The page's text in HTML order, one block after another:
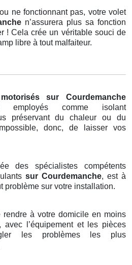
ne fonctionnant pas, votre volet
n’assurera plus sa fonction
! Cela crée un véritable souci de
libre à tout malfaiteur.
sur Courdemanche
employés comme isolant
préservant du chaleur ou du
donc, de laisser vos
des spécialistes compétents
sur Courdemanche, est à
problème sur votre installation.
rendre à votre domicile en moins
avec l’équipement et les pièces
les problèmes les plus